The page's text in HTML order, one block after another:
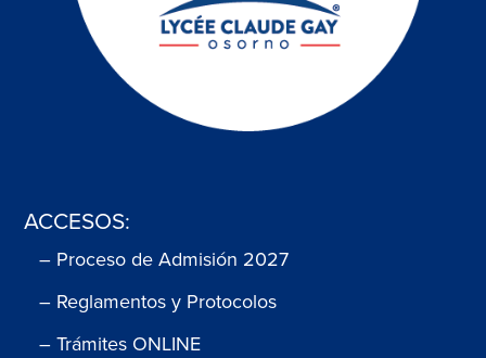
ACCESOS:
– Proceso de Admisión 2027
– Reglamentos y Protocolos
– Trámites ONLINE